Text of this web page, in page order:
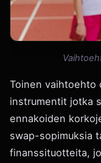
Toinen vaihtoehto
instrumentit jotka
ennakoiden
swap-sopimuksia
finanssituotteita,